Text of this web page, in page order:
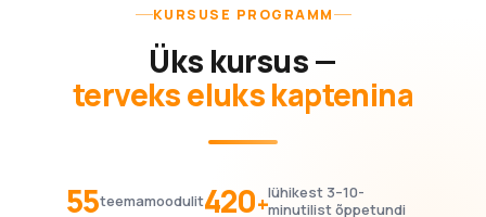
KURSUSE PROGRAMM
Üks kursus —
terveks eluks kaptenina
55teemamoodulit420+lühikest 3–10-
minutilist õppetundi